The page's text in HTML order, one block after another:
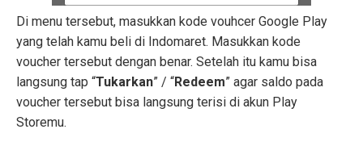
Di menu tersebut, masukkan kode vouhcer Google Play
yang telah kamu beli di Indomaret. Masukkan kode
voucher tersebut dengan benar. Setelah itu kamu bisa
langsung tap “Tukarkan” / “Redeem” agar saldo pada
voucher tersebut bisa langsung terisi di akun Play
Storemu.